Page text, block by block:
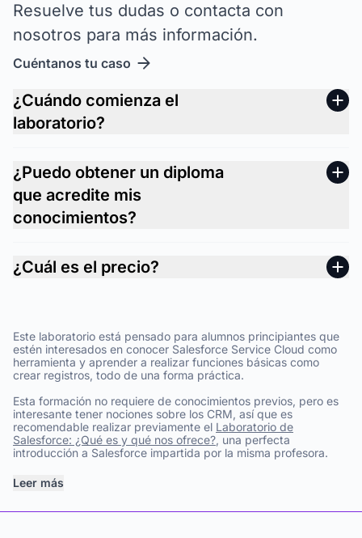
Resuelve tus dudas o contacta con
nosotros para más información.
Cuéntanos tu caso
¿Cuándo comienza el
laboratorio?
¿Puedo obtener un diploma
que acredite mis
conocimientos?
¿Cuál es el precio?
Este laboratorio está pensado para alumnos principiantes que
estén interesados en conocer Salesforce Service Cloud como
herramienta y aprender a realizar funciones básicas como
crear registros, todo de una forma práctica.
Esta formación no requiere de conocimientos previos, pero es
interesante tener nociones sobre los CRM, así que es
recomendable realizar previamente el Laboratorio de
Salesforce: ¿Qué es y qué nos ofrece?, una perfecta
introducción a Salesforce impartida por la misma profesora.
Leer más